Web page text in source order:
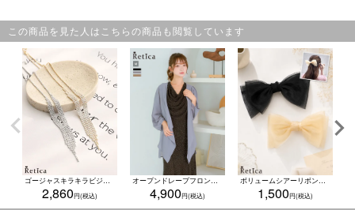
この商品を見た人はこちらの商品も閲覧しています
ゴージャスキラキラビジュードレープネックレス(ゴールド/シルバー)
2,860
オープンドレープフロントシアーロングカーディガン結婚式 二次会(Mサイズ)
4,900
ボリュームシアーリボンバレッタ(ベージュ/ブラック)
1,500